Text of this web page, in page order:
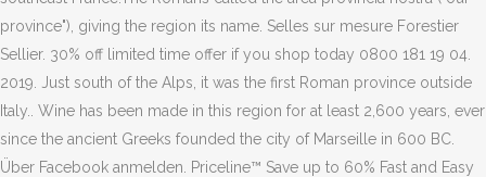
province"), giving the region its name. Selles sur mesure Forestier
Sellier. 30% off limited time offer if you shop today 0800 181 19 04.
2019. Just south of the Alps, it was the first Roman province outside
Italy.. Wine has been made in this region for at least 2,600 years, ever
since the ancient Greeks founded the city of Marseille in 600 BC.
Über Facebook anmelden. Priceline™ Save up to 60% Fast and Easy